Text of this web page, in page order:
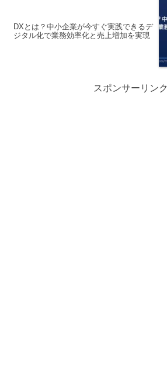
DXとは？中小企業が今すぐ実践できるデ
ジタル化で業務効率化と売上増加を実現
スポンサーリンク